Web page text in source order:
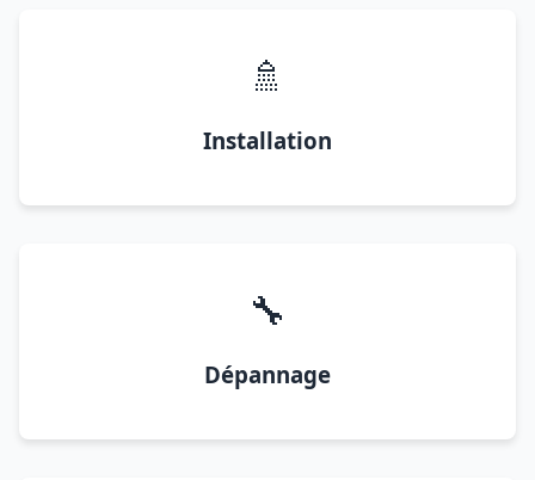
🚿
Installation
🔧
Dépannage